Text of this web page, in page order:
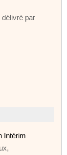
délivré par
Intérim